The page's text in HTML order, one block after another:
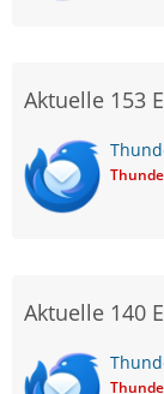
Aktuelle 153
Aktuelle 140